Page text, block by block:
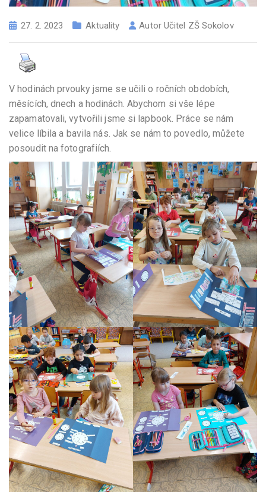
27. 2. 2023 Aktuality Autor Učitel ZŠ Sokolov
V hodinách prvouky jsme se učili o ročních obdobích,
měsících, dnech a hodinách. Abychom si vše lépe
zapamatovali, vytvořili jsme si lapbook. Práce se nám
velice líbila a bavila nás. Jak se nám to povedlo, můžete
posoudit na fotografiích.